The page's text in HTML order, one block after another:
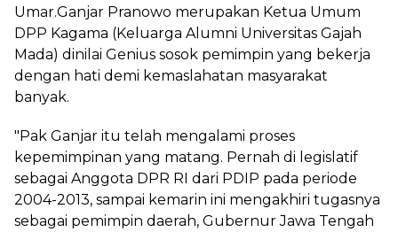
Umar.Ganjar Pranowo merupakan Ketua Umum
DPP Kagama (Keluarga Alumni Universitas Gajah
Mada) dinilai Genius sosok pemimpin yang bekerja
dengan hati demi kemaslahatan masyarakat
banyak.
"Pak Ganjar itu telah mengalami proses
kepemimpinan yang matang. Pernah di legislatif
sebagai Anggota DPR RI dari PDIP pada periode
2004-2013, sampai kemarin ini mengakhiri tugasnya
sebagai pemimpin daerah, Gubernur Jawa Tengah